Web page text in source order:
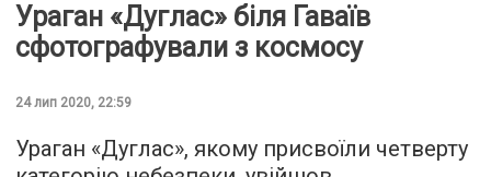
Ураган «Дуглас» біля Гаваїв
сфотографували з космосу
24 лип 2020, 22:59
Ураган «Дуглас», якому присвоїли четверту